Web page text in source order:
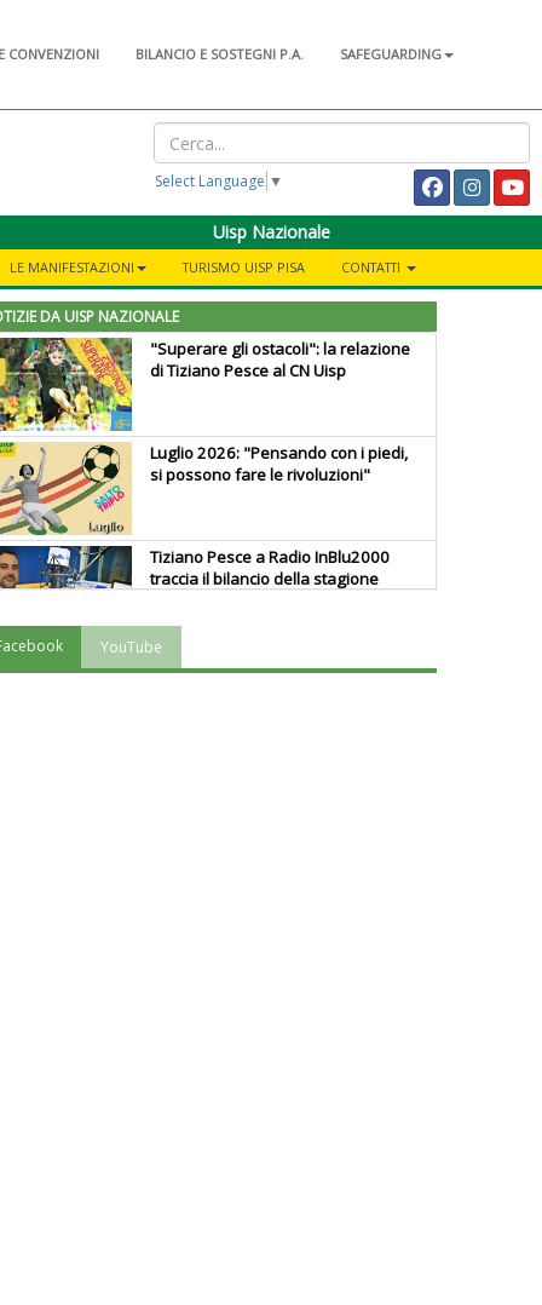
CONVENZIONI BILANCIO E SOSTEGNI P.A. SAFEGUARDING
Select Language ▼
Uisp Nazionale
LE MANIFESTAZIONI TURISMO UISP PISA CONTATTI
DA UISP NAZIONALE
"Superare gli ostacoli": la relazione
di Tiziano Pesce al CN Uisp
Luglio 2026: "Pensando con i piedi,
si possono fare le rivoluzioni"
Tiziano Pesce a Radio InBlu2000
traccia il bilancio della stagione
YouTube